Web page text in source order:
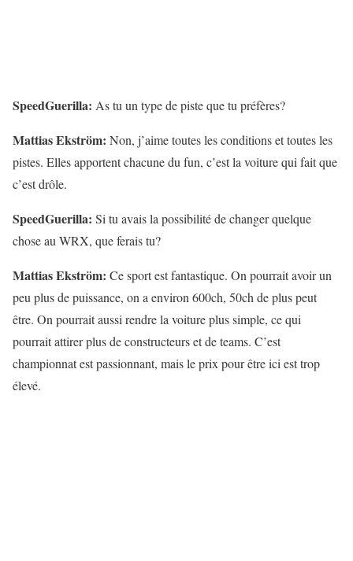
SpeedGuerilla: As tu un type de piste que tu préfères?
Mattias Ekström: Non, j’aime toutes les conditions et toutes les
pistes. Elles apportent chacune du fun, c’est la voiture qui fait que
c’est drôle.
SpeedGuerilla: Si tu avais la possibilité de changer quelque
chose au WRX, que ferais tu?
Mattias Ekström: Ce sport est fantastique. On pourrait avoir un
peu plus de puissance, on a environ 600ch, 50ch de plus peut
être. On pourrait aussi rendre la voiture plus simple, ce qui
pourrait attirer plus de constructeurs et de teams. C’est
championnat est passionnant, mais le prix pour être ici est trop
élevé.